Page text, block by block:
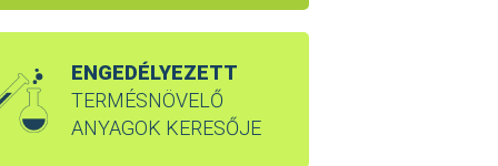
ENGEDÉLYEZETT
TERMÉSNÖVELŐ
ANYAGOK KERESŐJE